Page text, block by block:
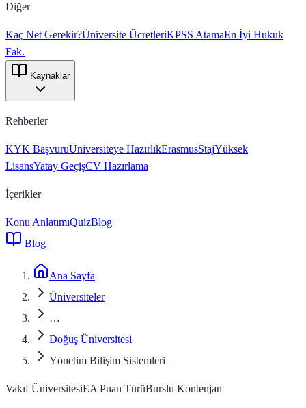
Diğer
Kaç Net Gerekir?Üniversite ÜcretleriKPSS AtamaEn İyi Hukuk
Fak.
Kaynaklar
Rehberler
KYK BaşvuruÜniversiteye HazırlıkErasmusStajYüksek
LisansYatay GeçişCV Hazırlama
İçerikler
Konu AnlatımıQuizBlog
Blog
Ana Sayfa
Üniversiteler
…
Doğuş Üniversitesi
Yönetim Bilişim Sistemleri
Vakıf ÜniversitesiEA Puan TürüBurslu Kontenjan